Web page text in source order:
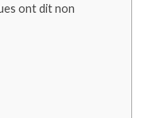
ont dit non